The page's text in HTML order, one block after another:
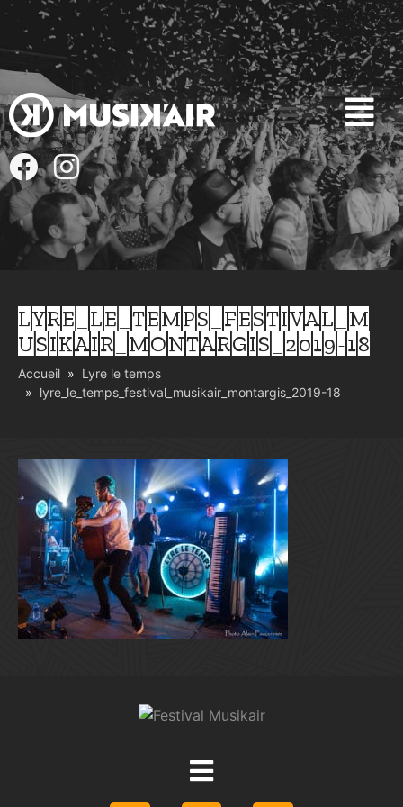
LYRE_LE_TEMPS_FESTIVAL_M
USIKAIR_MONTARGIS_2019-18
Accueil
Lyre le temps
lyre_le_temps_festival_musikair_montargis_2019-18